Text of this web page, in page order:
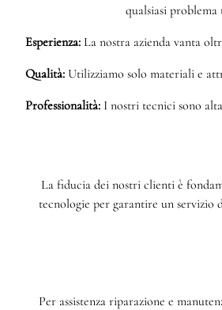
qualsiasi
Esperienza: La nostra azienda vanta
Qualità: Utilizziamo solo materiali e
Professionalità: I nostri tecnici sono
La fiducia dei nostri clienti è
tecnologie per garantire un servizio
Per assistenza riparazione e